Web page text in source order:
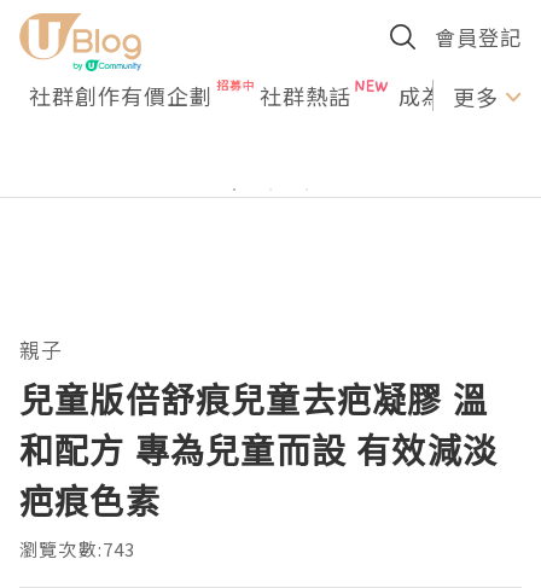
會員登記
社群創作有價企劃 社群熱話 成為U更多
親子
兒童版倍舒痕兒童去疤凝膠 溫
和配方 專為兒童而設 有效減淡
疤痕色素
瀏覽次數:743